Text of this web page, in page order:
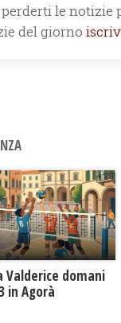
le notizie
del giorno
Valderice domani
in Agorà